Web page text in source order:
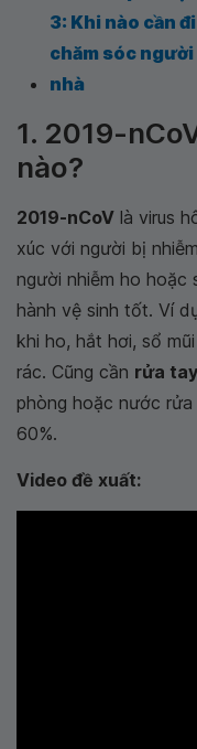
3: Khi nào cần
chăm sóc
nhà
1. 2019-
nào?
2019-nCoV là virus
xúc với người bị
người nhiễm ho hoặc
hành vệ sinh tốt. Ví
khi ho, hắt hơi, sổ
rác. Cũng cần rửa
phòng hoặc nước
60%.
Video đề xuất: